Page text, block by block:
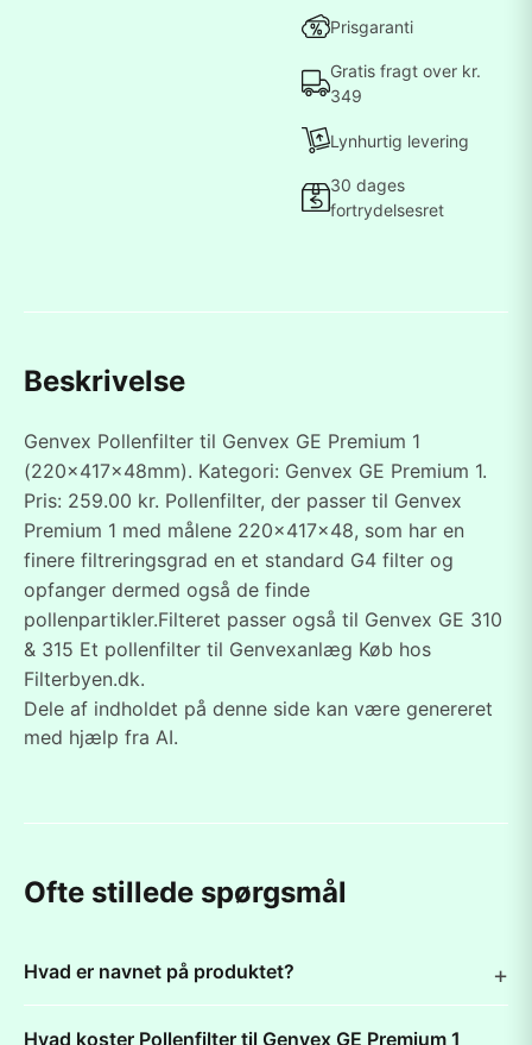
Prisgaranti
Gratis fragt over kr.
349
Lynhurtig levering
30 dages
fortrydelsesret
Beskrivelse
Genvex Pollenfilter til Genvex GE Premium 1
(220x417x48mm). Kategori: Genvex GE Premium 1.
Pris: 259.00 kr. Pollenfilter, der passer til Genvex
Premium 1 med målene 220x417x48, som har en
finere filtreringsgrad en et standard G4 filter og
opfanger dermed også de finde
pollenpartikler.Filteret passer også til Genvex GE 310
& 315 Et pollenfilter til Genvexanlæg Køb hos
Filterbyen.dk.
Dele af indholdet på denne side kan være genereret
med hjælp fra AI.
Ofte stillede spørgsmål
Hvad er navnet på produktet?
Hvad koster Pollenfilter til Genvex GE Premium 1